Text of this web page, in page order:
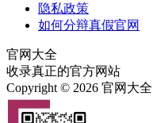
隐私政策
如何分辩真假官网
官网大全
收录真正的官方网站
Copyright © 2026 官网大全